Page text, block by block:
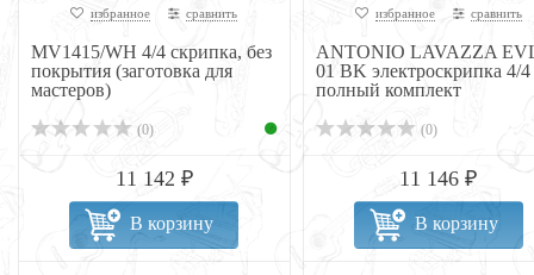
избранное сравнить
MV1415/WH 4/4 скрипка, без
покрытия (заготовка для
мастеров)
(0)
11 142 ₽
В корзину
избранное сравнить
ANTONIO LAVAZZA
01 BK электроскрипка 4/4
полный комплект
(0)
11 146 ₽
В корзину